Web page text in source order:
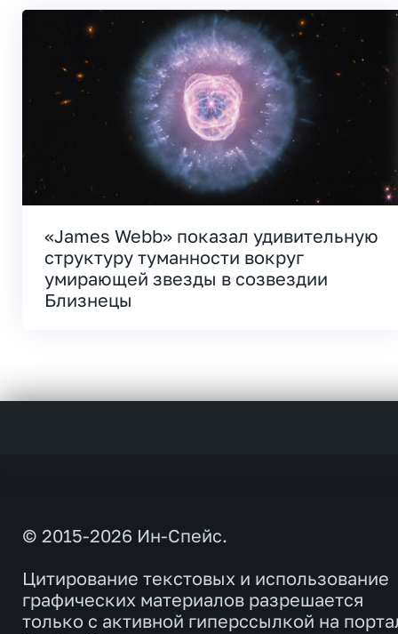
«James Webb» показал удивительную
структуру туманности вокруг
умирающей звезды в созвездии
Близнецы
© 2015-2026 Ин-Спейс.
Цитирование текстовых и использование
графических материалов разрешается
только с активной гиперссылкой на